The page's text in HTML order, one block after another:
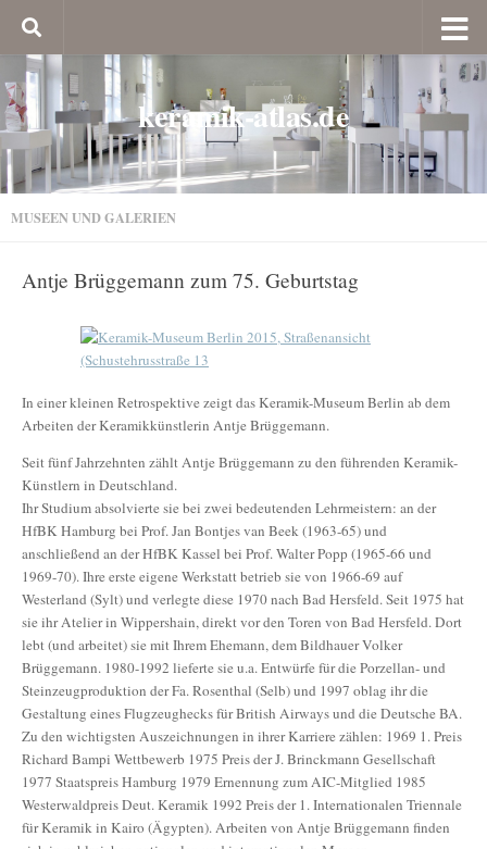
keramik-atlas.de
MUSEEN UND GALERIEN
Antje Brüggemann zum 75. Geburtstag
In einer kleinen Retrospektive zeigt das Keramik-Museum Berlin ab dem
Arbeiten der Keramikkünstlerin Antje Brüggemann.
Seit fünf Jahrzehnten zählt Antje Brüggemann zu den führenden Keramik-
Künstlern in Deutschland.
Ihr Studium absolvierte sie bei zwei bedeutenden Lehrmeistern: an der
HfBK Hamburg bei Prof. Jan Bontjes van Beek (1963-65) und
anschließend an der HfBK Kassel bei Prof. Walter Popp (1965-66 und
1969-70). Ihre erste eigene Werkstatt betrieb sie von 1966-69 auf
Westerland (Sylt) und verlegte diese 1970 nach Bad Hersfeld. Seit 1975 hat
sie ihr Atelier in Wippershain, direkt vor den Toren von Bad Hersfeld. Dort
lebt (und arbeitet) sie mit Ihrem Ehemann, dem Bildhauer Volker
Brüggemann. 1980-1992 lieferte sie u.a. Entwürfe für die Porzellan- und
Steinzeugproduktion der Fa. Rosenthal (Selb) und 1997 oblag ihr die
Gestaltung eines Flugzeughecks für British Airways und die Deutsche BA.
Zu den wichtigsten Auszeichnungen in ihrer Karriere zählen: 1969 1. Preis
Richard Bampi Wettbewerb 1975 Preis der J. Brinckmann Gesellschaft
1977 Staatspreis Hamburg 1979 Ernennung zum AIC-Mitglied 1985
Westerwaldpreis Deut. Keramik 1992 Preis der 1. Internationalen Triennale
für Keramik in Kairo (Ägypten). Arbeiten von Antje Brüggemann finden